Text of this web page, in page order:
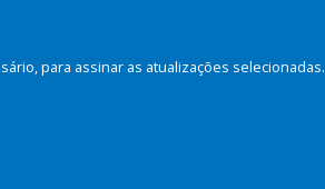
para assinar as atualizações selecionadas.